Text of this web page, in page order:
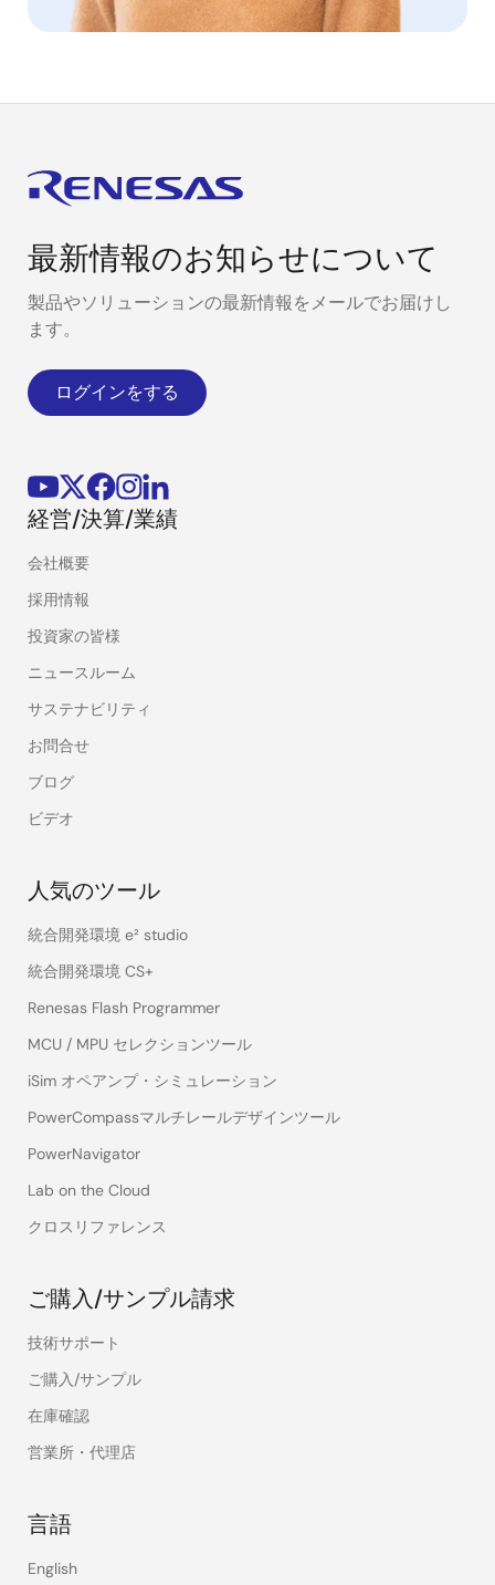
最新情報のお知らせについて
製品やソリューションの最新情報をメールでお届けし
ます。
ログインをする
経営/決算/業績
会社概要
採用情報
投資家の皆様
ニュースルーム
サステナビリティ
お問合せ
ブログ
ビデオ
人気のツール
統合開発環境 e² studio
統合開発環境 CS+
Renesas Flash Programmer
MCU / MPU セレクションツール
iSim オペアンプ・シミュレーション
PowerCompassマルチレールデザインツール
PowerNavigator
Lab on the Cloud
クロスリファレンス
ご購入/サンプル請求
技術サポート
ご購入/サンプル
在庫確認
営業所・代理店
言語
English